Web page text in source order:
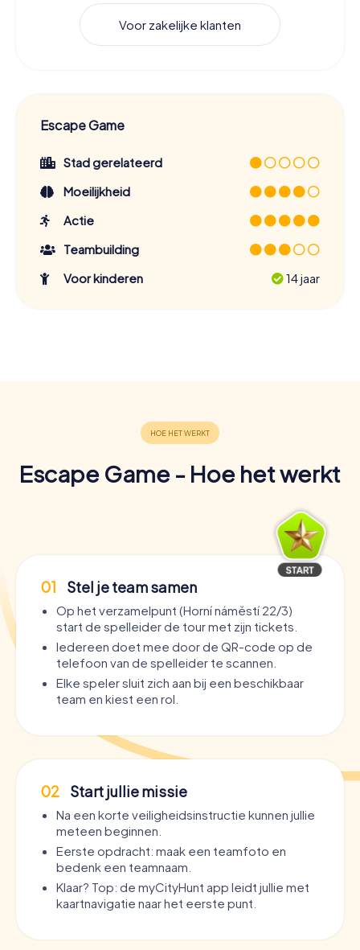
Voor zakelijke klanten
Escape Game
Stad gerelateerd
Moeilijkheid
Actie
Teambuilding
Voor kinderen
14 jaar
Escape Game - Hoe het werkt
01 Stel je team samen
Op het verzamelpunt (Horní náměstí 22/3)
start de spelleider de tour met zijn tickets.
Iedereen doet mee door de QR-code op de
telefoon van de spelleider te scannen.
Elke speler sluit zich aan bij een beschikbaar
team en kiest een rol.
02 Start jullie missie
Na een korte veiligheidsinstructie kunnen jullie
meteen beginnen.
Eerste opdracht: maak een teamfoto en
bedenk een teamnaam.
Klaar? Top: de myCityHunt app leidt jullie met
kaartnavigatie naar het eerste punt.